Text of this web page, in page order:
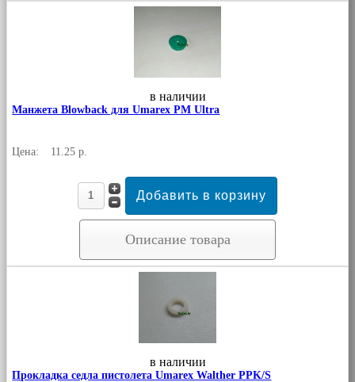
в наличии
Манжета Blowback для Umarex PM Ultra
Цена: 11.25 р.
Описание товара
в наличии
Прокладка седла пистолета Umarex Walther PPK/S